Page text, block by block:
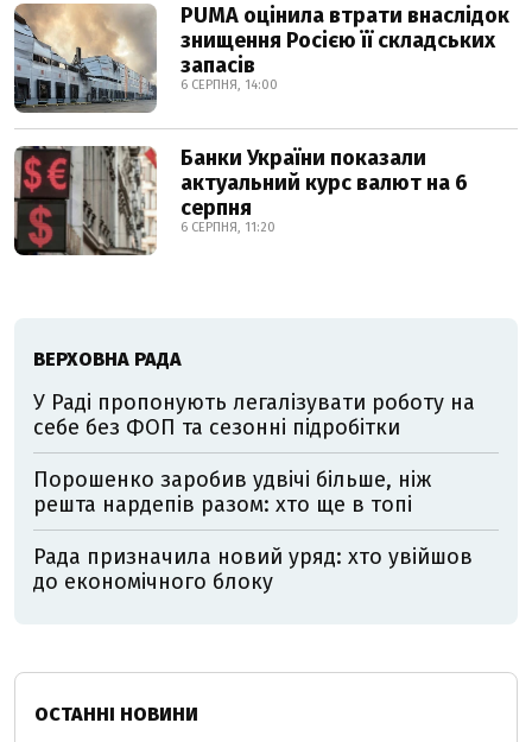
PUMA оцінила втрати внаслідок
знищення Росією її складських
запасів
6 СЕРПНЯ, 14:00
Банки України показали
актуальний курс валют на 6
серпня
6 СЕРПНЯ, 11:20
ВЕРХОВНА РАДА
У Раді пропонують легалізувати роботу на
себе без ФОП та сезонні підробітки
Порошенко заробив удвічі більше, ніж
решта нардепів разом: хто ще в топі
Рада призначила новий уряд: хто увійшов
до економічного блоку
ОСТАННІ НОВИНИ